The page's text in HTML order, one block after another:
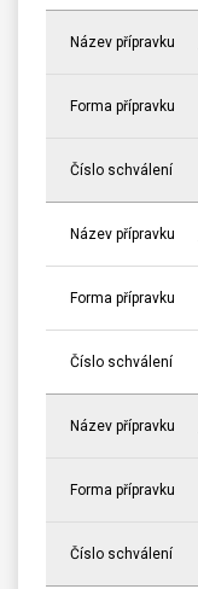
Název přípravku
Forma přípravku
Číslo schválení
Název přípravku
Forma přípravku
Číslo schválení
Název přípravku
Forma přípravku
Číslo schválení